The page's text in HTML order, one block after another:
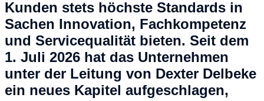
Kunden stets höchste Standards in
Sachen Innovation, Fachkompetenz
und Servicequalität bieten. Seit dem
1. Juli 2026 hat das Unternehmen
unter der Leitung von Dexter Delbeke
ein neues Kapitel aufgeschlagen,